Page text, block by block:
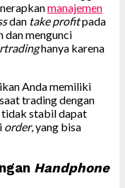
manajemen
dan take profitpada
mengunci
hanya karena
Anda memiliki
trading dengan
tidak stabil dapat
order, yang bisa
Handphone